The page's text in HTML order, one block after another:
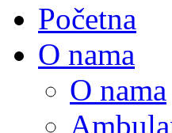
Početna
O nama
O nama